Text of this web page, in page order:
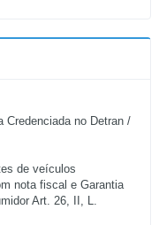
Credenciada no Detran /
de veículos
nota fiscal e Garantia
Art. 26, II, L.